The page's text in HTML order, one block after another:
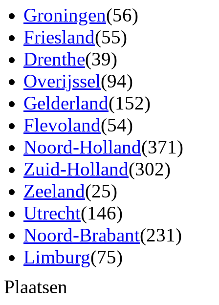
Groningen(56)
Friesland(55)
Drenthe(39)
Overijssel(94)
Gelderland(152)
Flevoland(54)
Noord-Holland(371)
Zuid-Holland(302)
Zeeland(25)
Utrecht(146)
Noord-Brabant(231)
Limburg(75)
Plaatsen